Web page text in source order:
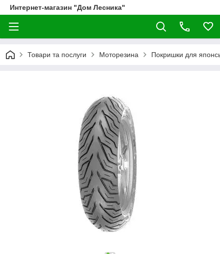
Интернет-магазин "Дом Лесника"
Товари та послуги Моторезина Покришки для